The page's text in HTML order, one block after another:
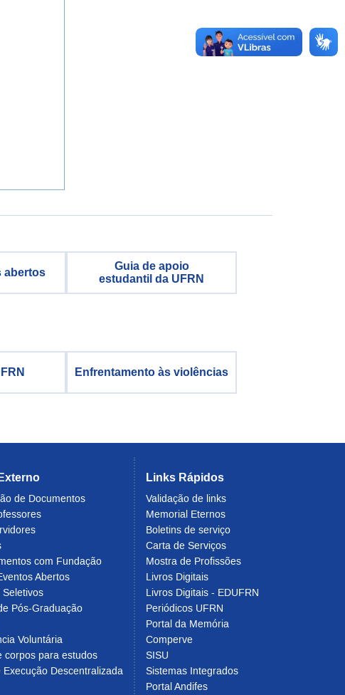
abertos
Guia de apoio
estudantil da UFRN
Enfrentamento às violências
de Documentos
com Fundação
Abertos
Seletivos
Pós-Graduação
Voluntária
corpos para estudos
Execução Descentralizada
Links Rápidos
Validação de links
Memorial Eternos
Boletins de serviço
Carta de Serviços
Mostra de Profissões
Livros Digitais
Livros Digitais - EDUFRN
Periódicos UFRN
Portal da Memória
Comperve
SISU
Sistemas Integrados
Portal Andifes